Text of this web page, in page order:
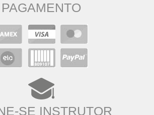
PAGAMENTO
SE INSTRUTOR